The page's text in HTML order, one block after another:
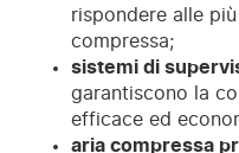
rispondere alle
compressa;
sistemi di
garantiscono la
efficace ed
aria compressa